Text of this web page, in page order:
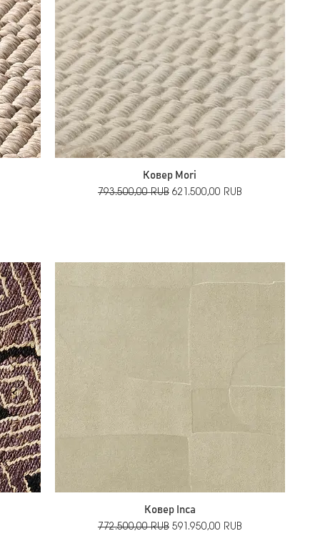
Ковер Mori
Обычная цена
793.500,00 RUB Цена со скидкой
621.500,00 RUB
Ковер Inca
Обычная цена
772.500,00 RUB Цена со скидкой
591.950,00 RUB